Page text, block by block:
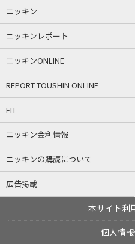
ニッキン
ニッキンレポート
ニッキンONLINE
REPORT TOUSHIN ONLINE
FIT
ニッキン金利情報
ニッキンの購読について
広告掲載
本サイト利
個人情